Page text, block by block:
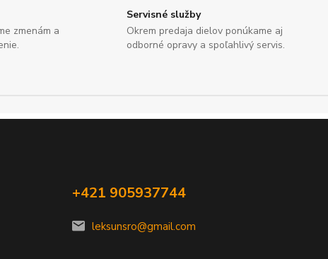
zmenám a
Servisné služby
Okrem predaja dielov ponúkame aj
odborné opravy a spoľahlivý servis.
+421 905937744
leksunsro@gmail.com